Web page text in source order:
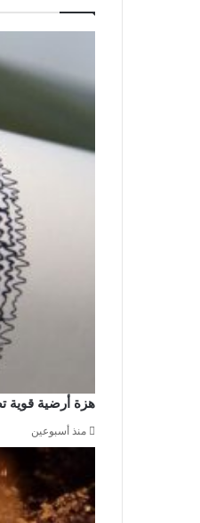
هزة أرضية قوية
منذ أسبوعين